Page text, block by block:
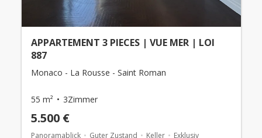
APPARTEMENT 3 PIECES | VUE MER | LOI
887
Monaco - La Rousse - Saint Roman
55 m² 3Zimmer
5.500 €
Panoramablick Guter Zustand Keller Exklusiv